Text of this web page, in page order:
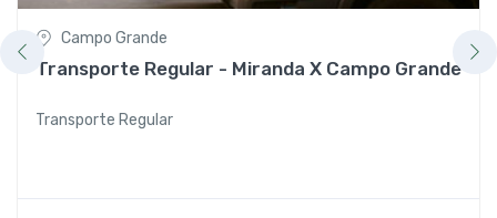
Campo Grande
Transporte Regular - Miranda X Campo Grande
Transporte Regular